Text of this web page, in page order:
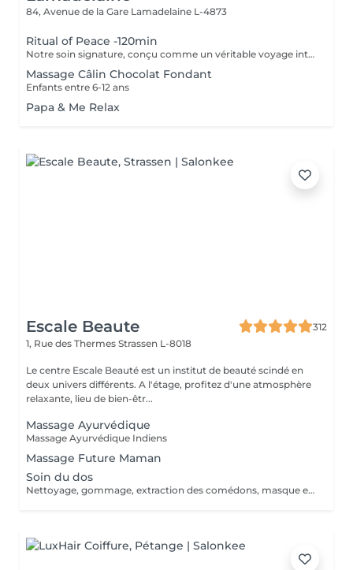
84, Avenue de la Gare Lamadelaine L-4873
Ritual of Peace -120min
Notre soin signature, conçu comme un véritable voyage intérieur de deux heures. Ce rituel associe un massage profond et intuitif du cuir chevelu, de la nuque et des épaules, à des temps de recentrage, de respiration et d'aromathérapie. Les soins capillaires nourrissants et les gestes lents permettent une reconnexion complète avec soi-même. Idéal pour les personnes en quête d'apaisement durable, ce soin libère les tensions profondes, relance l'énergie vitale et procure une paix intérieure durable. Les cheveux sont délicatement séchés à la fin de la séance, pour une sortie pleine de grâce et d'harmonie.
Massage Câlin Chocolat Fondant
Enfants entre 6-12 ans
Papa & Me Relax
Escale Beaute
312
1, Rue des Thermes Strassen L-8018
Le centre Escale Beauté est un institut de beauté scindé en
deux univers différents. A l'étage, profitez d'une atmosphère
relaxante, lieu de bien-êtr...
Massage Ayurvédique
Massage Ayurvédique Indiens
Massage Future Maman
Soin du dos
Nettoyage, gommage, extraction des comédons, masque et massage